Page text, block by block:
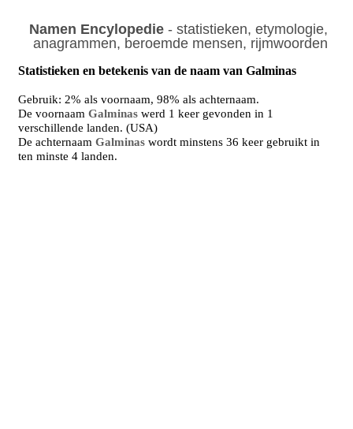
Namen Encylopedie- statistieken, etymologie,
anagrammen, beroemde mensen, rijmwoorden
Statistieken en betekenis van de naam van Galminas
Gebruik: 2% als voornaam, 98% als achternaam.
De voornaamGalminas werd 1 keer gevonden in 1
verschillende landen. (USA)
De achternaamGalminas wordt minstens 36 keer gebruikt in
ten minste 4 landen.